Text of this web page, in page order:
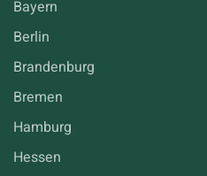
Bayern
Berlin
Brandenburg
Bremen
Hamburg
Hessen